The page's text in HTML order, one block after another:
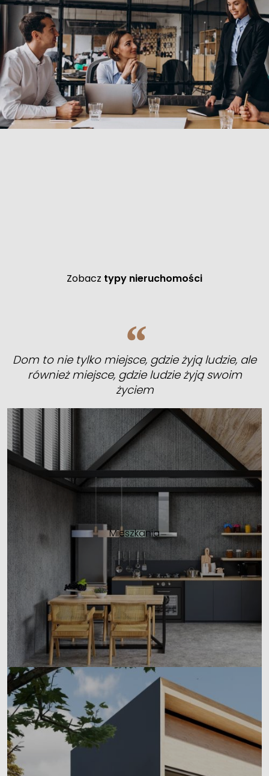
Zobacz typy nieruchomości
Dom to nie tylko miejsce, gdzie żyją ludzie, ale
również miejsce, gdzie ludzie żyją swoim
życiem
Mieszkania